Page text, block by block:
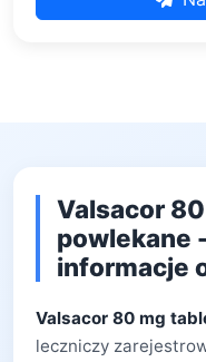
Valsacor
powlekane
informacje
Valsacor 80 mg
leczniczy